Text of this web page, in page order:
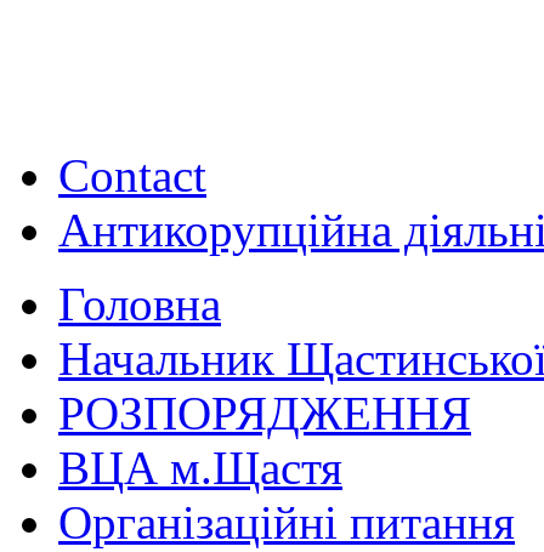
Contact
Антикорупційна
Головна
Начальник
РОЗПОРЯДЖЕННЯ
ВЦА м.Щастя
Організаційні питання